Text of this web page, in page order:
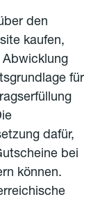
den
kaufen,
für
dafür,
bei
können.